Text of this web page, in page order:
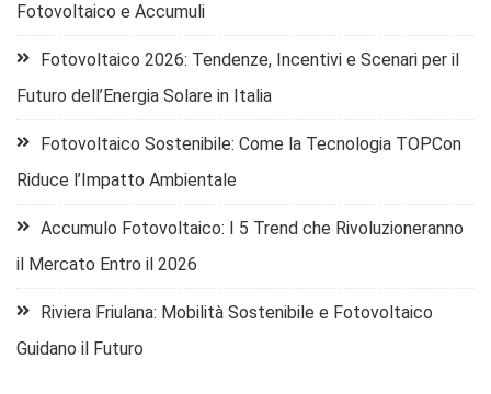
Fotovoltaico e Accumuli
Fotovoltaico 2026: Tendenze, Incentivi e Scenari per il
Futuro dell’Energia Solare in Italia
Fotovoltaico Sostenibile: Come la Tecnologia TOPCon
Riduce l’Impatto Ambientale
Accumulo Fotovoltaico: I 5 Trend che Rivoluzioneranno
il Mercato Entro il 2026
Riviera Friulana: Mobilità Sostenibile e Fotovoltaico
Guidano il Futuro